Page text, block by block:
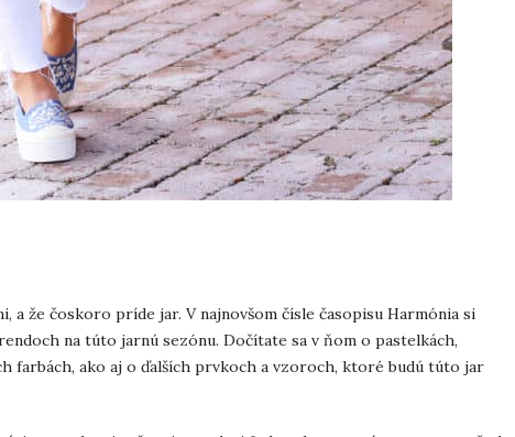
a že čoskoro príde jar. V najnovšom čísle časopisu Harmónia si
na túto jarnú sezónu. Dočítate sa v ňom o pastelkách,
farbách, ako aj o ďalších prvkoch a vzoroch, ktoré budú túto jar